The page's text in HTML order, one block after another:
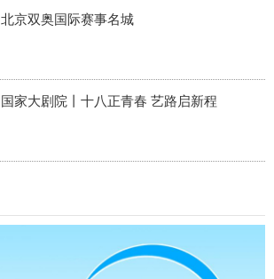
北京双奥国际赛事名城
国家大剧院丨十八正青春 艺路启新程